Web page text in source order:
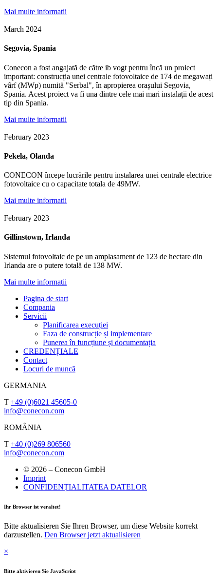
Mai multe informatii
March 2024
Segovia, Spania
Conecon a fost angajată de către ib vogt pentru încă un proiect
important: construcția unei centrale fotovoltaice de 174 de megawați
vârf (MWp) numită "Serbal", în apropierea orașului Segovia,
Spania. Acest proiect va fi una dintre cele mai mari instalații de acest
tip din Spania.
Mai multe informatii
February 2023
Pekela, Olanda
CONECON începe lucrările pentru instalarea unei centrale electrice
fotovoltaice cu o capacitate totala de 49MW.
Mai multe informatii
February 2023
Gillinstown, Irlanda
Sistemul fotovoltaic de pe un amplasament de 123 de hectare din
Irlanda are o putere totală de 138 MW.
Mai multe informatii
Pagina de start
Compania
Servicii
Planificarea execuției
Faza de construcție și implementare
Punerea în funcțiune și documentația
CREDENȚIALE
Contact
Locuri de muncă
GERMANIA
T +49 (0)6021 45605-0
info@conecon.com
ROMÂNIA
T +40 (0)269 806560
info@conecon.com
© 2026 – Conecon GmbH
Imprint
CONFIDENȚIALITATEA DATELOR
Ihr Browser ist veraltet!
Bitte aktualisieren Sie Ihren Browser, um diese Website korrekt
darzustellen. Den Browser jetzt aktualisieren
×
Bitte aktivieren Sie JavaScript